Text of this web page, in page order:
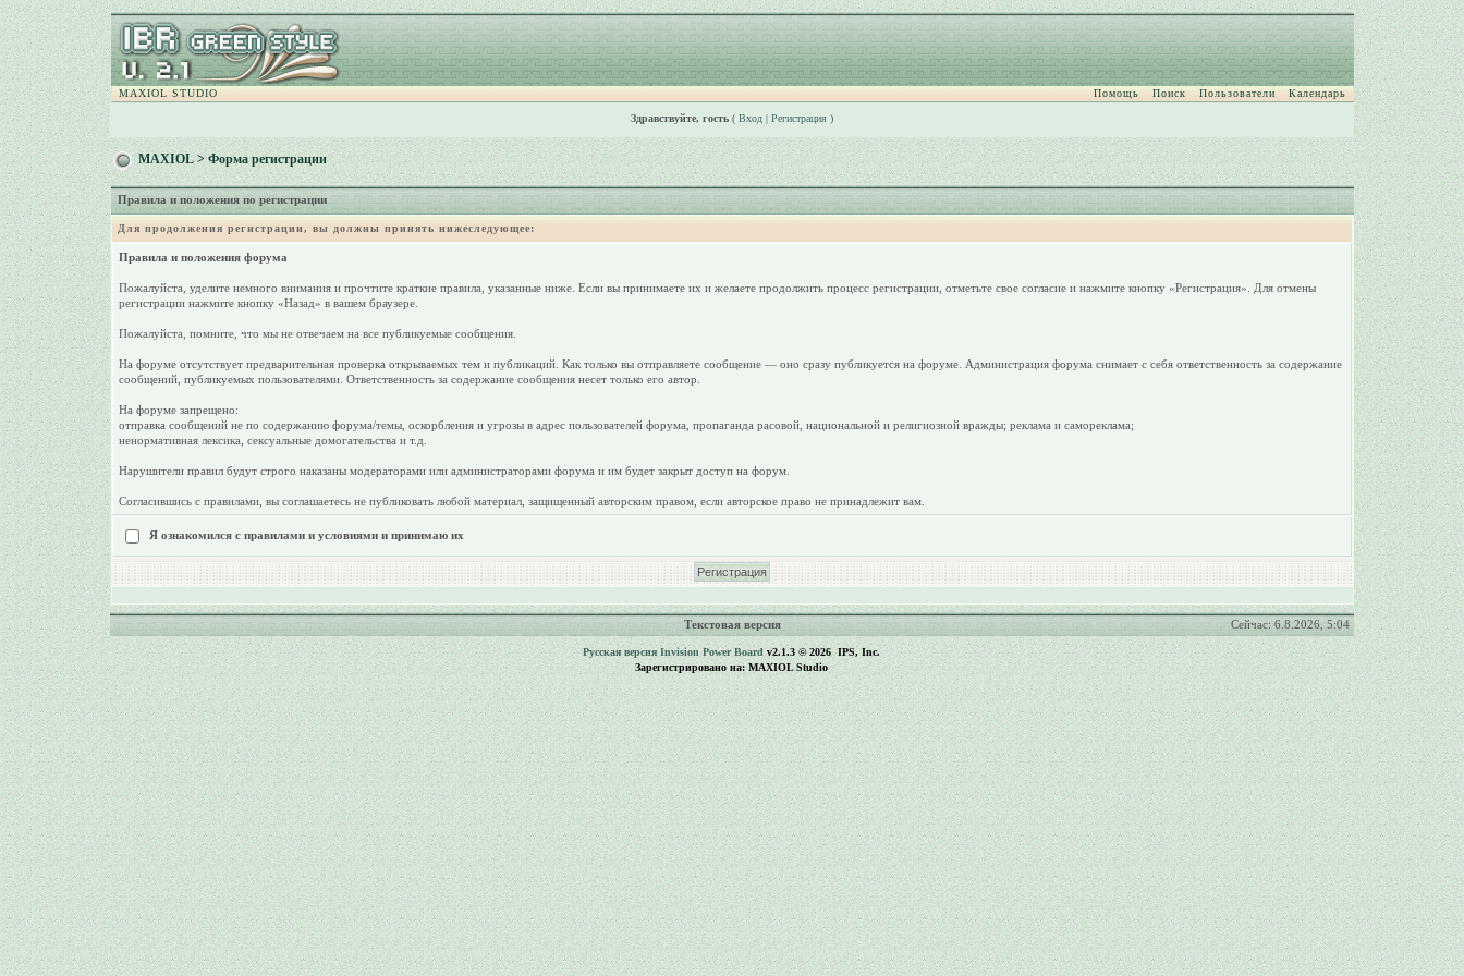
MAXIOL STUDIO Помощь Поиск Пользователи Календарь
Здравствуйте, гость( Вход| Регистрация)
MAXIOL> Форма регистрации
Правила и положения по регистрации
Для продолжения регистрации, вы должны принять нижеследующее:
Правила и положения форума
Пожалуйста, уделите немного внимания и прочтите краткие правила, указанные ниже. Если вы принимаете их и желаете продолжить процесс регистрации, отметьте свое согласие и нажмите кнопку «Регистрация». Для отмены
регистрации нажмите кнопку «Назад» в вашем браузере.
Пожалуйста, помните, что мы не отвечаем на все публикуемые сообщения.
На форуме отсутствует предварительная проверка открываемых тем и публикаций. Как только вы отправляете сообщение — оно сразу публикуется на форуме. Администрация форума снимает с себя ответственность за содержание
сообщений, публикуемых пользователями. Ответственность за содержание сообщения несет только его автор.
На форуме запрещено:
отправка сообщений не по содержанию форума/темы, оскорбления и угрозы в адрес пользователей форума, пропаганда расовой, национальной и религиозной вражды; реклама и самореклама;
ненормативная лексика, сексуальные домогательства и т.д.
Нарушители правил будут строго наказаны модераторами или администраторами форума и им будет закрыт доступ на форум.
Согласившись с правилами, вы соглашаетесь не публиковать любой материал, защищенный авторским правом, если авторское право не принадлежит вам.
Я ознакомился с правилами и условиями и принимаю их
Текстовая версия Сейчас: 6.8.2026, 5:04
Русская версия Invision Power Boardv2.1.3 © 2026 IPS, Inc.
Зарегистрировано на: MAXIOL Studio